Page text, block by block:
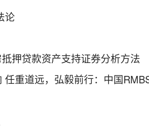
论
押贷款资产支持证券分析方法
重道远，弘毅前行：中国